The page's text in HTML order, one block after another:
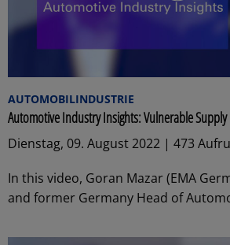
AUTOMOBILINDUSTRIE
Automotive Industry Insights: Vulnerable Supply
Dienstag, 09. August 2022 | 473
In this video, Goran Mazar (EMA
and former Germany Head of